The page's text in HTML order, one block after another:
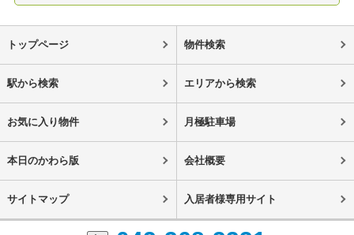
トップページ 物件検索
駅から検索 エリアから検索
お気に入り物件 月極駐車場
本日のかわら版 会社概要
サイトマップ 入居者様専用サイト